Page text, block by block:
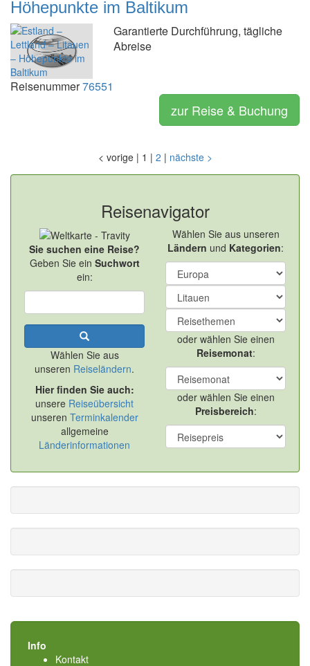
Höhepunkte im Baltikum
Garantierte Durchführung, tägliche
Abreise
Reisenummer76551
zur Reise & Buchung
< vorige | 1 | 2 | nächste >
Reisenavigator
Sie suchen eine Reise?
Geben Sie ein Suchwort
ein:
Wählen Sie aus
unseren Reiseländern.
Hier finden Sie auch:
unsere Reiseübersicht
unseren Terminkalender
allgemeine
Länderinformationen
Wählen Sie aus unseren
Ländern und Kategorien:
oder wählen Sie einen
Reisemonat:
oder wählen Sie einen
Preisbereich:
Info
Kontakt